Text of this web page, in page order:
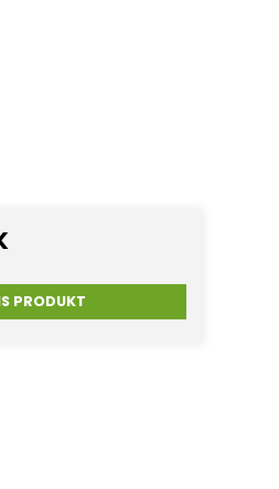
PRODUKT